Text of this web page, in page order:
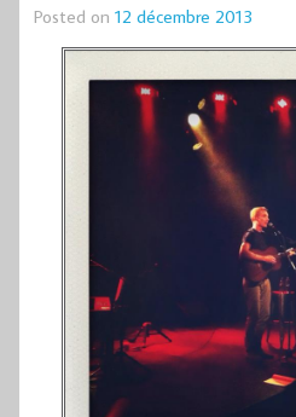
Posted on 12 décembre 2013